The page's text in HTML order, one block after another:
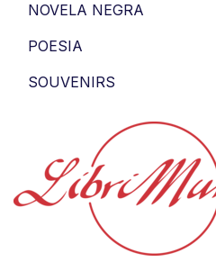
NOVELA NEGRA
POESIA
SOUVENIRS